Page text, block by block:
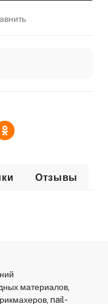
Отзывы
материалов,
nail-